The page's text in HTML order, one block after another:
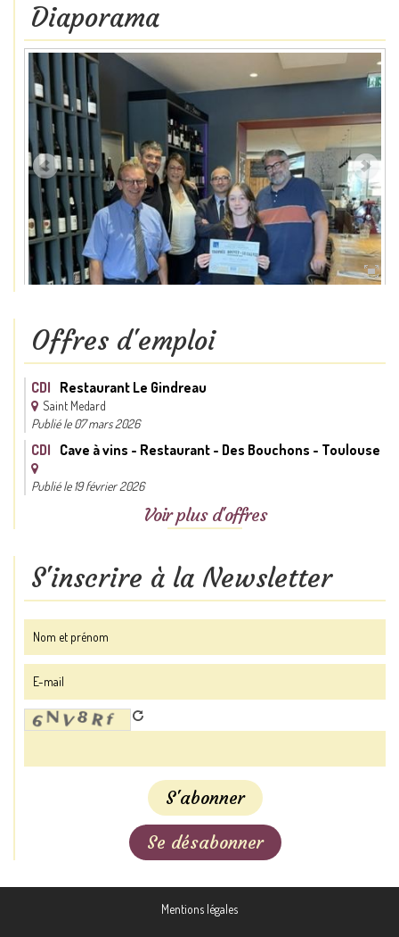
Diaporama
Offres d'emploi
CDI Restaurant Le Gindreau
Saint Medard
Publié le 07 mars 2026
CDI Cave à vins - Restaurant - Des Bouchons - Toulouse
Publié le 19 février 2026
Voir plus d'offres
S'inscrire à la Newsletter
Mentions légales